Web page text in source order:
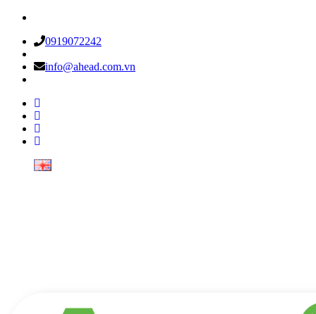
0919072242
info@ahead.com.vn